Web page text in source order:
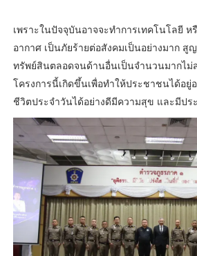
เพราะในปัจจุบันอาจจะทำการเทคโนโลยี
อากาศ เป็นภัยร้ายต่อสังคมเป็นอย่างมาก สู
ทรัพย์สินตลอดจนด้านอื่นเป็นจำนวนมากไม่
โครงการนี้เกิดขึ้นเพื่อทำให้ประชาชนได้อยู่
ชีวิตประจำวันได้อย่างดีมีความสุข และมีปร